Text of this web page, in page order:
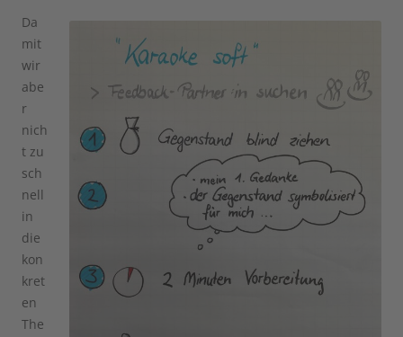
Da
mit
wir
abe
r
nich
t zu
sch
nell
in
die
kon
kret
en
The